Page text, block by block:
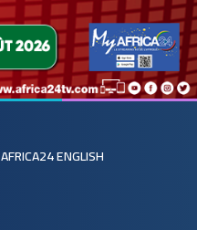
AFRICA24 ENGLISH